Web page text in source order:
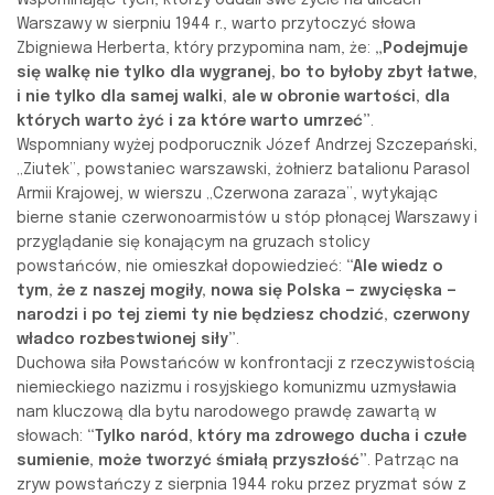
Warszawy w sierpniu 1944 r., warto przytoczyć słowa
Zbigniewa Herberta, który przypomina nam, że: „Podejmuje
się walkę nie tylko dla wygranej, bo to byłoby zbyt łatwe,
i nie tylko dla samej walki, ale w obronie wartości, dla
których warto żyć i za które warto umrzeć”
Wspomniany wyżej podporucznik Józef Andrzej Szczepański,
„Ziutek”, powstaniec warszawski, żołnierz batalionu Parasol
Armii Krajowej, w wierszu „Czerwona zaraza”, wytykając
bierne stanie czerwonoarmistów u stóp płonącej Warszawy i
przyglądanie się konającym na gruzach stolicy
powstańców, nie omieszkał dopowiedzieć: “Ale wiedz o
tym, że z naszej mogiły, nowa się Polska — zwycięska —
narodzi i po tej ziemi ty nie będziesz chodzić, czerwony
władco rozbestwionej siły”
Duchowa siła Powstańców w konfrontacji z rzeczywistością
niemieckiego nazizmu i rosyjskiego komunizmu uzmysławia
nam kluczową dla bytu narodowego prawdę zawartą w
słowach: “Tylko naród, który ma zdrowego ducha i czułe
sumienie, może tworzyć śmiałą przyszłość” . Patrząc na
zryw powstańczy z sierpnia 1944 roku przez pryzmat sów z